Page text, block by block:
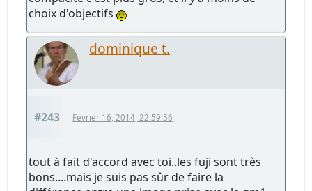
choix d'objectifs
dominique t.
#243 Février 16, 2014, 22:59:56
tout à fait d'accord avec toi..les fuji sont très
bons....mais je suis pas sûr de faire la